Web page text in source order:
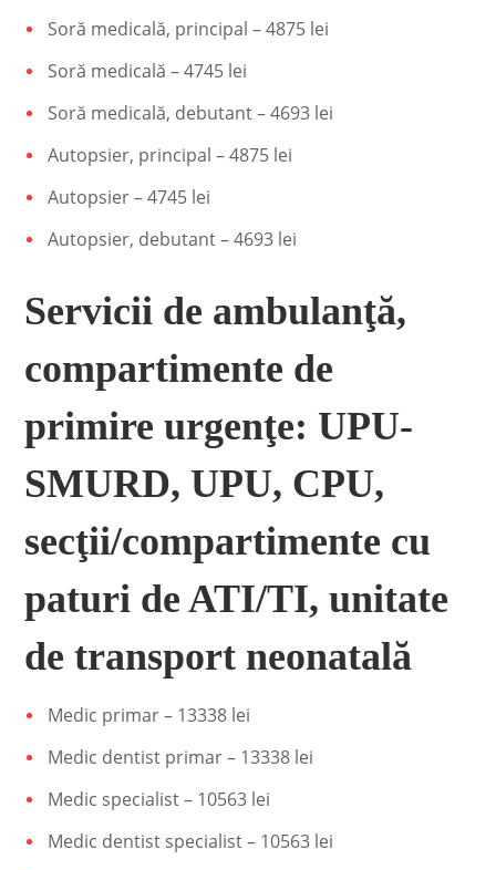
Soră medicală, principal – 4875 lei
Soră medicală – 4745 lei
Soră medicală, debutant – 4693 lei
Autopsier, principal – 4875 lei
Autopsier – 4745 lei
Autopsier, debutant – 4693 lei
Servicii de ambulanţă,
compartimente de
primire urgenţe: UPU-
SMURD, UPU, CPU,
secţii/compartimente cu
paturi de ATI/TI, unitate
de transport neonatală
Medic primar – 13338 lei
Medic dentist primar – 13338 lei
Medic specialist – 10563 lei
Medic dentist specialist – 10563 lei